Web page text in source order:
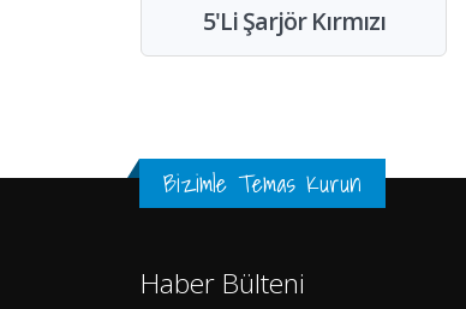
5'Li Şarjör Kırmızı
Bizimle Temas Kurun
Haber Bülteni